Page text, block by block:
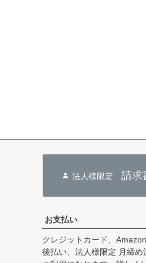
法人様限定請求
お支払い
クレジットカード、
後払い、法人様限定 月締め